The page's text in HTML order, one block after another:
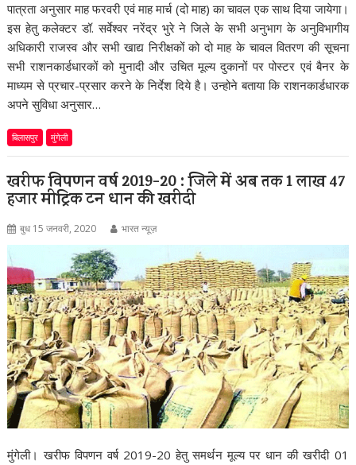
पात्रता अनुसार माह फरवरी एवं माह मार्च (दो माह) का चावल एक साथ दिया जायेगा।
इस हेतु कलेक्टर डॉ. सर्वेश्वर नरेंद्र भुरे ने जिले के सभी अनुभाग के अनुविभागीय
अधिकारी राजस्व और सभी खाद्य निरीक्षकों को दो माह के चावल वितरण की सूचना
सभी राशनकार्डधारकों को मुनादी और उचित मूल्य दुकानों पर पोस्टर एवं बैनर के
माध्यम से प्रचार-प्रसार करने के निर्देश दिये है। उन्होने बताया कि राशनकार्डधारक
अपने सुविधा अनुसार…
बिलासपुर मुंगेली
खरीफ विपणन वर्ष 2019-20 : जिले में अब तक 1 लाख 47
हजार मीट्रिक टन धान की खरीदी
बुध 15 जनवरी, 2020 भारत न्यूज़
मुंगेली। खरीफ विपणन वर्ष 2019-20 हेतु समर्थन मूल्य पर धान की खरीदी 01